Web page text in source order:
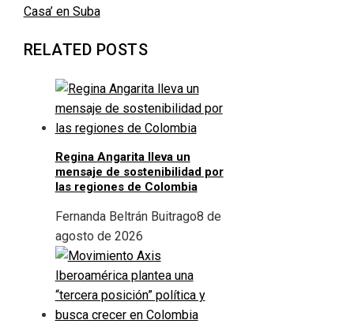
Casa’ en Suba
RELATED POSTS
Regina Angarita lleva un
mensaje de sostenibilidad por
las regiones de Colombia
Fernanda Beltrán Buitrago8 de
agosto de 2026